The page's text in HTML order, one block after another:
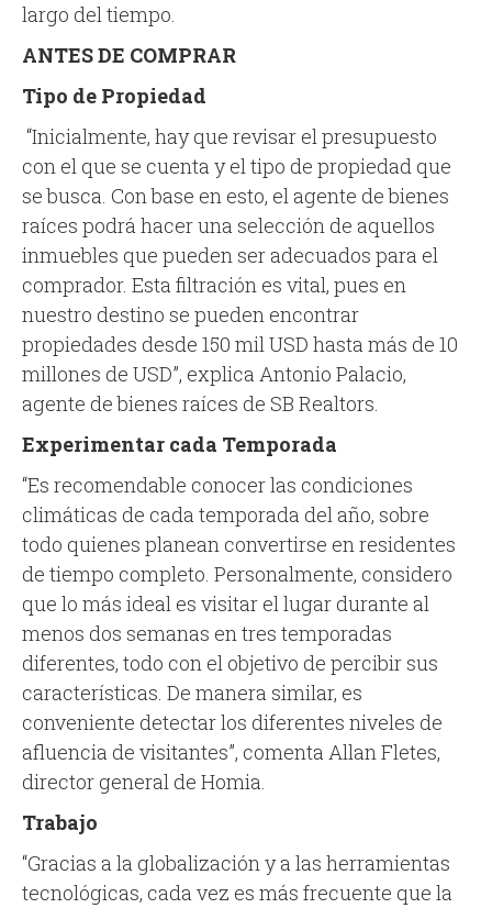
largo del tiempo.
ANTES DE COMPRAR
Tipo de Propiedad
“Inicialmente, hay que revisar el presupuesto
con el que se cuenta y el tipo de propiedad que
se busca. Con base en esto, el agente de bienes
raíces podrá hacer una selección de aquellos
inmuebles que pueden ser adecuados para el
comprador. Esta filtración es vital, pues en
nuestro destino se pueden encontrar
propiedades desde 150 mil USD hasta más de 10
millones de USD”, explica Antonio Palacio,
agente de bienes raíces de SB Realtors.
Experimentar cada Temporada
“Es recomendable conocer las condiciones
climáticas de cada temporada del año, sobre
todo quienes planean convertirse en residentes
de tiempo completo. Personalmente, considero
que lo más ideal es visitar el lugar durante al
menos dos semanas en tres temporadas
diferentes, todo con el objetivo de percibir sus
características. De manera similar, es
conveniente detectar los diferentes niveles de
afluencia de visitantes”, comenta Allan Fletes,
director general de Homia.
Trabajo
“Gracias a la globalización y a las herramientas
tecnológicas, cada vez es más frecuente que la